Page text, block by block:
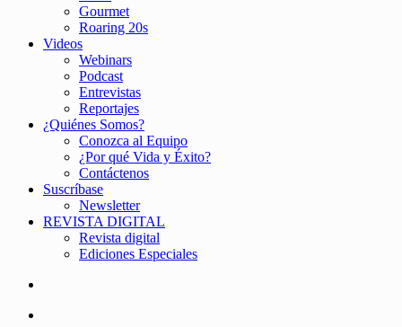
Gourmet
Roaring 20s
Videos
Webinars
Podcast
Entrevistas
Reportajes
¿Quiénes Somos?
Conozca al Equipo
¿Por qué Vida y Éxito?
Contáctenos
Suscríbase
Newsletter
REVISTA DIGITAL
Revista digital
Ediciones Especiales